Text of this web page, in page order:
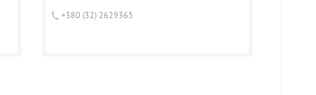
+380 (32) 2629365